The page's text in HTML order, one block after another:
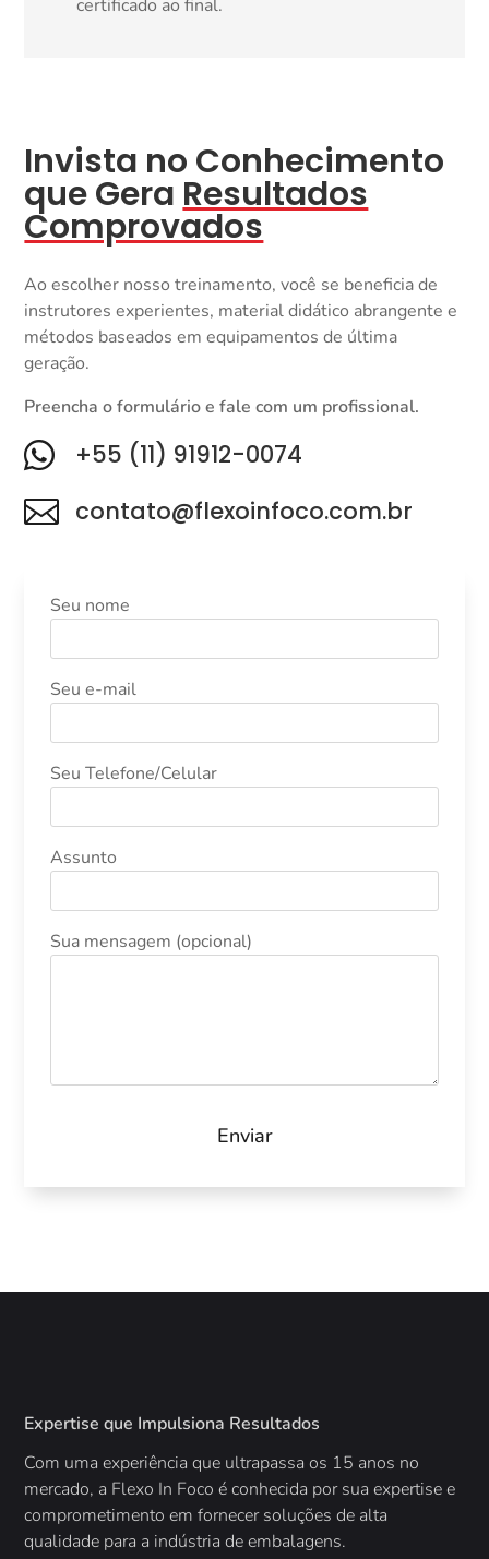
certificado ao final.
Invista no Conhecimento
que Gera Resultados
Comprovados
Ao escolher nosso treinamento, você se beneficia de
instrutores experientes, material didático abrangente e
métodos baseados em equipamentos de última
geração.
Preencha o formulário e fale com um profissional.
 +55 (11) 91912-0074
 contato@flexoinfoco.com.br
Seu nome
Seu e-mail
Seu Telefone/Celular
Assunto
Sua mensagem (opcional)
Expertise que Impulsiona Resultados
Com uma experiência que ultrapassa os 15 anos no
mercado, a Flexo In Foco é conhecida por sua expertise e
comprometimento em fornecer soluções de alta
qualidade para a indústria de embalagens.